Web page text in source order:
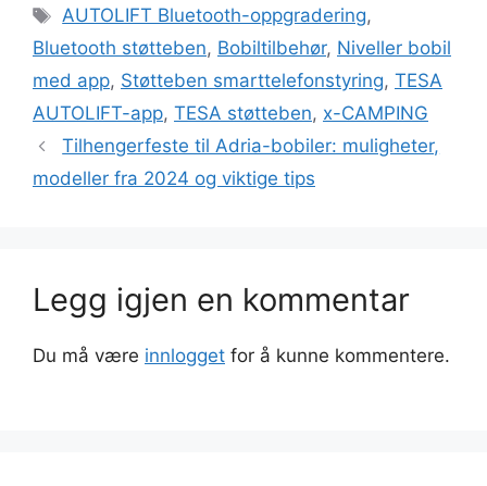
AUTOLIFT Bluetooth-oppgradering,
Bluetooth støtteben, Bobiltilbehør, Niveller bobil
med app, Støtteben smarttelefonstyring, TESA
AUTOLIFT-app, TESA støtteben, x-CAMPING
Tilhengerfeste til Adria-bobiler: muligheter,
modeller fra 2024 og viktige tips
Legg igjen en kommentar
Du må være innlogget for å kunne kommentere.